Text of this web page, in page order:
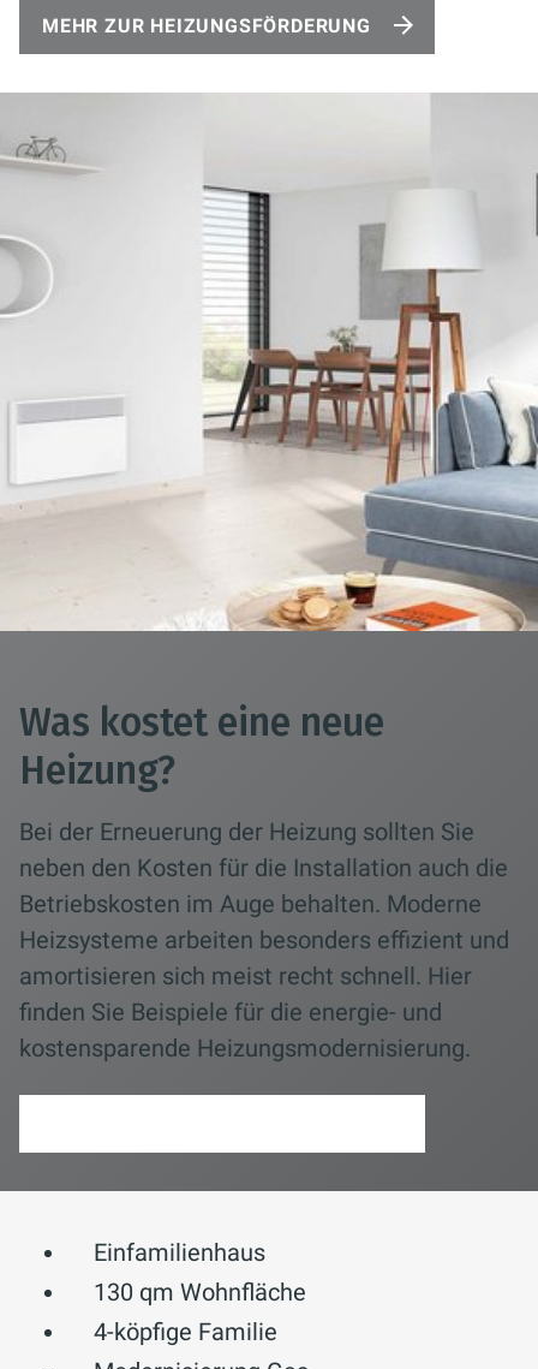
MEHR ZUR HEIZUNGSFÖRDERUNG
Was kostet eine neue
Heizung?
Bei der Erneuerung der Heizung sollten Sie
neben den Kosten für die Installation auch die
Betriebskosten im Auge behalten. Moderne
Heizsysteme arbeiten besonders effizient und
amortisieren sich meist recht schnell. Hier
finden Sie Beispiele für die energie- und
kostensparende Heizungsmodernisierung.
Einfamilienhaus
130 qm Wohnfläche
4-köpfige Familie